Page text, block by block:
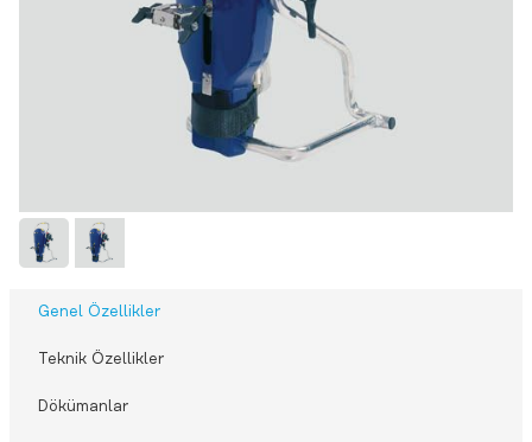
Genel Özellikler
Teknik Özellikler
Dökümanlar